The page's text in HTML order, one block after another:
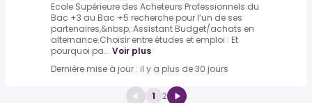
Ecole Supérieure des Acheteurs Professionnels du
Bac +3 au Bac +5 recherche pour l’un de ses
partenaires,&nbsp;.Assistant Budget/achats en
alternance.Choisir entre études et emploi : Et
pourquoi pa... Voir plus
Dernière mise à jour : il y a plus de 30 jours
1 2